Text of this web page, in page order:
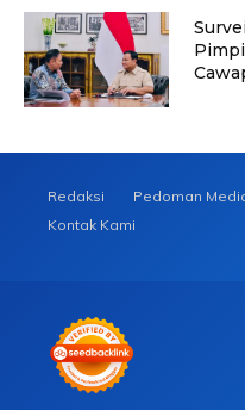
Redaksi Pedoman
Kontak Kami